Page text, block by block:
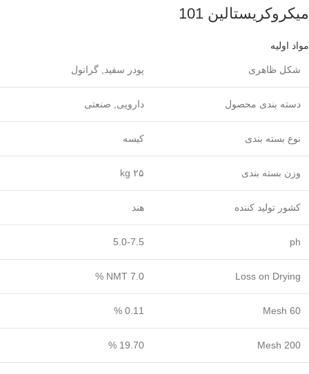
میکروکریستالین 101
مواد اولیه
شکل ظاهری پودر سفید, گرانول
دسته بندی محصول دارویی, صنعتی
نوع بسته بندی کیسه
وزن بسته بندی ۲۵ kg
کشور تولید کننده هند
ph
5.0-7.5
Loss on Drying
NMT 7.0 %
Mesh 60
0.11 %
Mesh 200
19.70 %